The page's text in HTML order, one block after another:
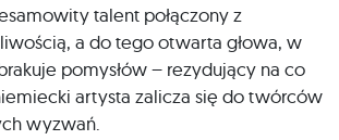
talent połączony z
a do tego otwarta głowa, w
pomysłów – rezydujący na co
artysta zalicza się do twórców
wyzwań.